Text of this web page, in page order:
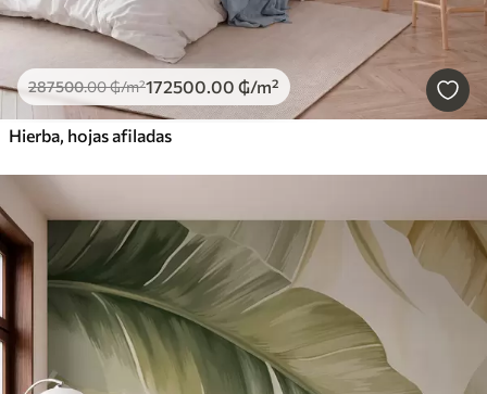
287500.00₲/m²172500.00 ₲/m²
Hierba, hojas afiladas